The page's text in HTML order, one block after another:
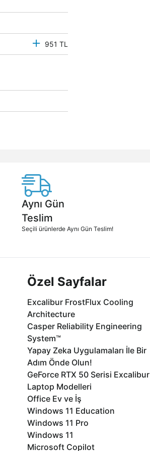
951 TL
Aynı Gün
Teslim
Seçili ürünlerde Aynı Gün Teslim!
Özel Sayfalar
Excalibur FrostFlux Cooling
Architecture
Casper Reliability Engineering
System™
Yapay Zeka Uygulamaları İle Bir
Adım Önde Olun!
GeForce RTX 50 Serisi Excalibur
Laptop Modelleri
Office Ev ve İş
Windows 11 Education
Windows 11 Pro
Windows 11
Microsoft Copilot